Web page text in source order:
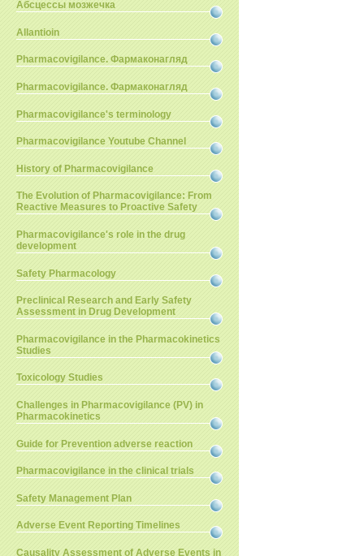
Абсцессы мозжечка
Allantioin
Pharmacovigilance. Фармаконагляд
Pharmacovigilance. Фармаконагляд
Pharmacovigilance's terminology
Pharmacovigilance Youtube Channel
History of Pharmacovigilance
The Evolution of Pharmacovigilance: From
Reactive Measures to Proactive Safety
Pharmacovigilance's role in the drug
development
Safety Pharmacology
Preclinical Research and Early Safety
Assessment in Drug Development
Pharmacovigilance in the Pharmacokinetics
Studies
Toxicology Studies
Challenges in Pharmacovigilance (PV) in
Pharmacokinetics
Guide for Prevention adverse reaction
Pharmacovigilance in the clinical trials
Safety Management Plan
Adverse Event Reporting Timelines
Causality Assessment of Adverse Events in